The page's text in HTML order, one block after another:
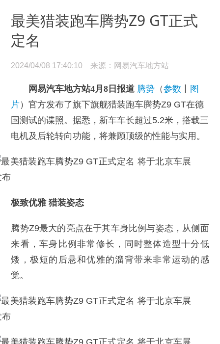
最美猎装跑车腾势Z9 GT正式
定名
2024/04/08 17:40:10 来源：网易汽车地方站
网易汽车地方站4月8日报道 腾势 （参数
图
片）官方发布了旗下旗舰猎装跑车腾势Z9 GT在德
国测试的谍照。据悉，新车车长超过5.2米，搭载三
电机及后轮转向功能，将兼顾顶级的性能与实用。
极致优雅 猎装姿态
腾势Z9最大的亮点在于其车身比例与姿态，从侧面
来看，车身比例非常修长，同时整体造型十分低
矮，极短的后悬和优雅的溜背带来非常运动的感
觉。